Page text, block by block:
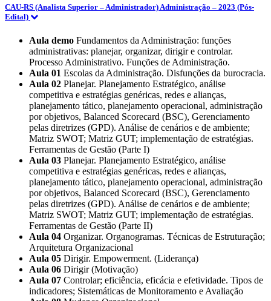
CAU-RS (Analista Superior – Administrador) Administração – 2023 (Pós-
Edital)
Aula demo Fundamentos da Administração: funções
administrativas: planejar, organizar, dirigir e controlar.
Processo Administrativo. Funções de Administração.
Aula 01 Escolas da Administração. Disfunções da burocracia.
Aula 02 Planejar. Planejamento Estratégico, análise
competitiva e estratégias genéricas, redes e alianças,
planejamento tático, planejamento operacional, administração
por objetivos, Balanced Scorecard (BSC), Gerenciamento
pelas diretrizes (GPD). Análise de cenários e de ambiente;
Matriz SWOT; Matriz GUT; implementação de estratégias.
Ferramentas de Gestão (Parte I)
Aula 03 Planejar. Planejamento Estratégico, análise
competitiva e estratégias genéricas, redes e alianças,
planejamento tático, planejamento operacional, administração
por objetivos, Balanced Scorecard (BSC), Gerenciamento
pelas diretrizes (GPD). Análise de cenários e de ambiente;
Matriz SWOT; Matriz GUT; implementação de estratégias.
Ferramentas de Gestão (Parte II)
Aula 04 Organizar. Organogramas. Técnicas de Estruturação;
Arquitetura Organizacional
Aula 05 Dirigir. Empowerment. (Liderança)
Aula 06 Dirigir (Motivação)
Aula 07 Controlar; eficiência, eficácia e efetividade. Tipos de
indicadores; Sistemáticas de Monitoramento e Avaliação